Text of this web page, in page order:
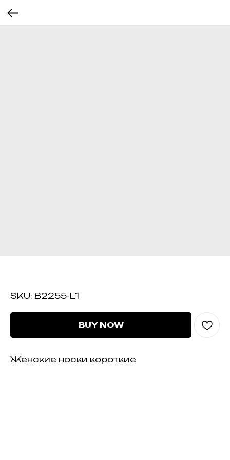
SKU: B2255-L1
BUY NOW
Женские носки короткие